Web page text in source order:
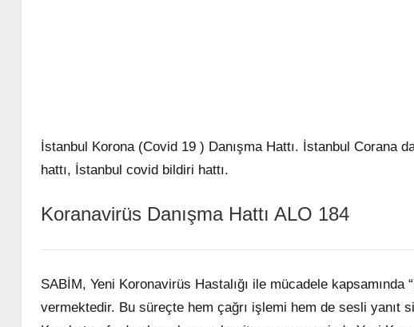
İstanbul Korona (Covid 19 ) Danışma Hattı. İstanbul Corana
hattı, İstanbul covid bildiri hattı.
Koranavirüs Danışma Hattı ALO 184
SABİM, Yeni Koronavirüs Hastalığı ile mücadele kapsamında
vermektedir. Bu süreçte hem çağrı işlemi hem de sesli yanıt